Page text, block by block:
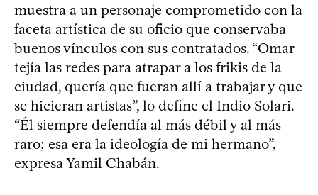
muestra a un personaje comprometido con la
faceta artística de su oficio que conservaba
buenos vínculos con sus contratados. “Omar
tejía las redes para atrapar a los frikis de la
ciudad, quería que fueran allí a trabajar y que
se hicieran artistas”, lo define el Indio Solari.
“Él siempre defendía al más débil y al más
raro; esa era la ideología de mi hermano”,
expresa Yamil Chabán.